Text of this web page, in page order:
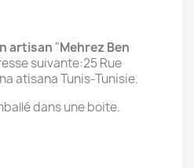
artisan "Mehrez Ben
suivante:25 Rue
atisana Tunis-Tunisie.
dans une boite.